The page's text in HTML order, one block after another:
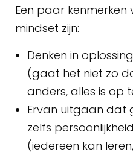
Een paar
mindset zijn:
Denken in
(gaat het niet zo
anders, alles is op
Ervan uitgaan dat
zelfs
(iedereen kan